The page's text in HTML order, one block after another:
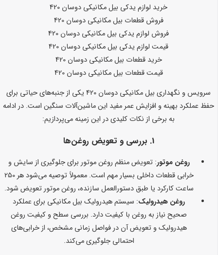
خرید لوازم یدکی بیل مکانیکی دوسان 420
فروش قطعات بیل مکانیکی دوسان 420
فروش لوازم یدکی بیل مکانیکی دوسان 420
قیمت لوازم یدکی بیل مکانیکی دوسان 420
خرید قطعات بیل مکانیکی دوسان 420
قیمت قطعات بیل مکانیکی دوسان 420
سرویس و نگهداری بیل مکانیکی دوسان 420 یکی از جنبه‌های حیاتی برای
حفظ عملکرد بهینه و افزایش عمر مفید این ماشین‌آلات سنگین است. در ادامه
به برخی از نکات کلیدی در این زمینه می‌پردازیم:
1. بررسی و تعویض روغن‌ها
روغن موتور: تعویض منظم روغن موتور برای جلوگیری از سایش و
خرابی قطعات داخلی بسیار مهم است. معمولاً توصیه می‌شود هر 250
ساعت کارکرد یا طبق دستورالعمل سازنده، روغن موتور تعویض شود.
روغن هیدرولیک: سیستم هیدرولیک بیل مکانیکی برای عملکرد
صحیح نیاز به روغن با کیفیت دارد. بررسی سطح و کیفیت روغن
هیدرولیک و تعویض آن در فواصل زمانی مشخص، از خرابی‌های
احتمالی جلوگیری می‌کند.